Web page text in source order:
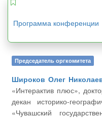
Программа конференции
Председатель оргкомитета
Широков Олег
«Интерактив плюс»,
декан историко-
«Чувашский